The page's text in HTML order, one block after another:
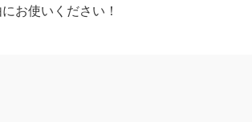
お使いください！